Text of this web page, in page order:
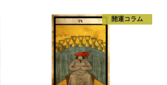
開運コラム